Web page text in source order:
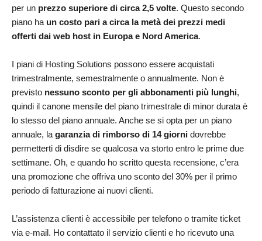
per un prezzo superiore di circa 2,5 volte. Questo secondo
piano ha un costo pari a circa la metà dei prezzi medi
offerti dai web host in Europa e Nord America.
I piani di Hosting Solutions possono essere acquistati
trimestralmente, semestralmente o annualmente. Non è
previsto nessuno sconto per gli abbonamenti più lunghi,
quindi il canone mensile del piano trimestrale di minor durata è
lo stesso del piano annuale. Anche se si opta per un piano
annuale, lagaranzia di rimborso di 14 giorni dovrebbe
permetterti di disdire se qualcosa va storto entro le prime due
settimane. Oh, e quando ho scritto questa recensione, c’era
una promozione che offriva uno sconto del 30% per il primo
periodo di fatturazione ai nuovi clienti.
L’assistenza clienti è accessibile per telefono o tramite ticket
via e-mail. Ho contattato il servizio clienti e ho ricevuto una